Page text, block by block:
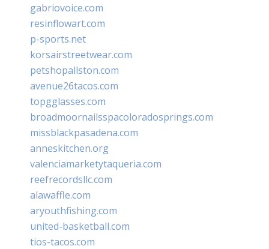
gabriovoice.com
resinflowart.com
p-sports.net
korsairstreetwear.com
petshopallston.com
avenue26tacos.com
topgglasses.com
broadmoornailsspacoloradosprings.com
missblackpasadena.com
anneskitchen.org
valenciamarketytaqueria.com
reefrecordsllc.com
alawaffle.com
aryouthfishing.com
united-basketball.com
tios-tacos.com